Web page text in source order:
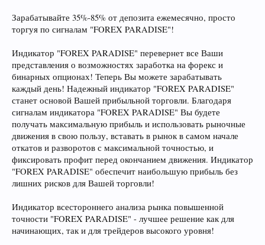
Зарабатывайте 35%-85% от депозита ежемесячно, просто
торгуя по сигналам "FOREX PARADISE"!
Индикатор "FOREX PARADISE" перевернет все Ваши
представления о возможностях заработка на форекс и
бинарных опционах! Теперь Вы можете зарабатывать
каждый день! Надежный индикатор "FOREX PARADISE"
станет основой Вашей прибыльной торговли. Благодаря
сигналам индикатора "FOREX PARADISE" Вы будете
получать максимальную прибыль и использовать рыночные
движения в свою пользу, вставать в рынок в самом начале
откатов и разворотов с максимальной точностью, и
фиксировать профит перед окончанием движения. Индикатор
"FOREX PARADISE" обеспечит наибольшую прибыль без
лишних рисков для Вашей торговли!
Индикатор всестороннего анализа рынка повышенной
точности "FOREX PARADISE" - лучшее решение как для
начинающих, так и для трейдеров высокого уровня!